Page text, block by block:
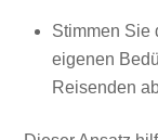
Stimmen Sie
eigenen
Reisenden